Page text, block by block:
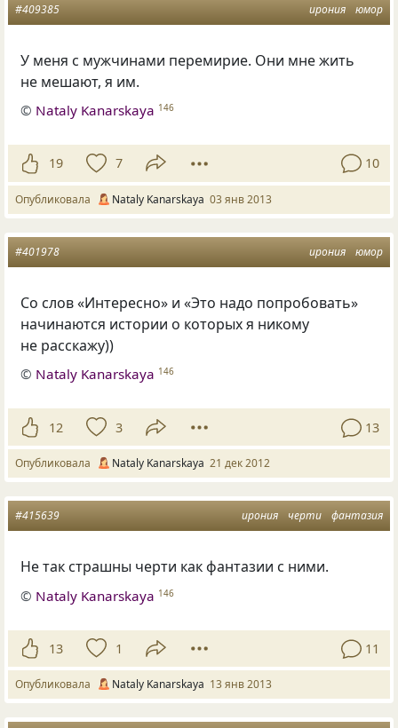
ирония юмор
#409385
У меня с мужчинами перемирие. Они мне жить
не мешают, я им.
© Nataly Kanarskaya 146
19 7 10
Опубликовала Nataly Kanarskaya 03 янв 2013
ирония юмор
#401978
Со слов«Интересно» и «Это надо попробовать»
начинаются истории о которых я никому
не расскажу))
© Nataly Kanarskaya 146
12 3 13
Опубликовала Nataly Kanarskaya 21 дек 2012
ирония черти фантазия
#415639
Не так страшны черти как фантазии с ними.
© Nataly Kanarskaya 146
13 1 11
Опубликовала Nataly Kanarskaya 13 янв 2013